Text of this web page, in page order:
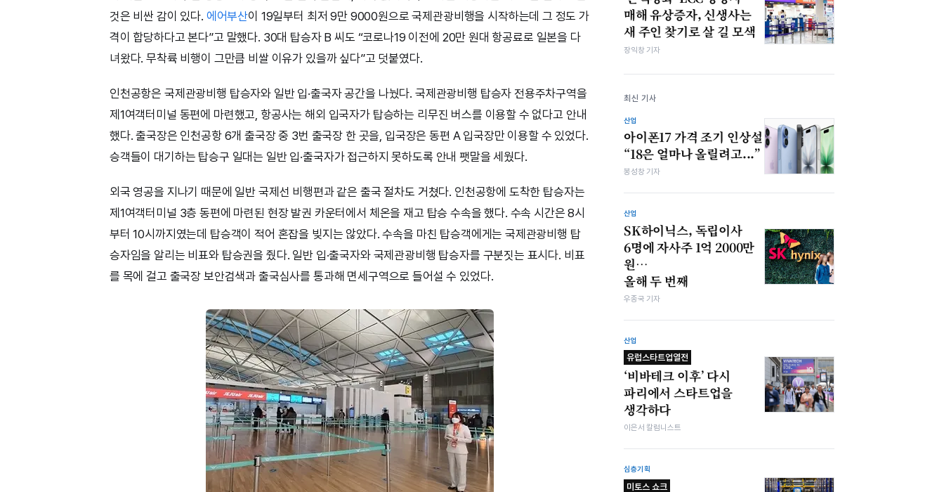
것은 비싼 감이 있다. 에어부산이 19일부터 최저 9만 9000원으로 국제관광비행을 시작하는데 그 정도 가
격이 합당하다고 본다”고 말했다. 30대 탑승자 B 씨도 “코로나19 이전에 20만 원대 항공료로 일본을 다
녀왔다. 무착륙 비행이 그만큼 비쌀 이유가 있을까 싶다”고 덧붙였다.
인천공항은 국제관광비행 탑승자와 일반 입·출국자 공간을 나눴다. 국제관광비행 탑승자 전용주차구역을
제1여객터미널 동편에 마련했고, 항공사는 해외 입국자가 탑승하는 리무진 버스를 이용할 수 없다고 안내
했다. 출국장은 인천공항 6개 출국장 중 3번 출국장 한 곳을, 입국장은 동편 A 입국장만 이용할 수 있었다.
승객들이 대기하는 탑승구 일대는 일반 입·출국자가 접근하지 못하도록 안내 팻말을 세웠다.
외국 영공을 지나기 때문에 일반 국제선 비행편과 같은 출국 절차도 거쳤다. 인천공항에 도착한 탑승자는
제1여객터미널 3층 동편에 마련된 현장 발권 카운터에서 체온을 재고 탑승 수속을 했다. 수속 시간은 8시
부터 10시까지였는데 탑승객이 적어 혼잡을 빚지는 않았다. 수속을 마친 탑승객에게는 국제관광비행 탑
승자임을 알리는 비표와 탑승권을 줬다. 일반 입·출국자와 국제관광비행 탑승자를 구분짓는 표시다. 비표
를 목에 걸고 출국장 보안검색과 출국심사를 통과해 면세구역으로 들어설 수 있었다.
매해 유상증자, 신생사는
새 주인 찾기로 살 길 모색
장익창 기자
최신 기사
산업
아이폰17 가격 조기 인상설
“18은 얼마나 올릴려고...”
봉성창 기자
산업
SK하이닉스, 독립이사
6명에 자사주 1억 2000만
원…
올해 두 번째
우종국 기자
산업
유럽스타트업열전
‘비바테크 이후’ 다시
파리에서 스타트업을
생각하다
이은서 칼럼니스트
심층기획
미토스 쇼크